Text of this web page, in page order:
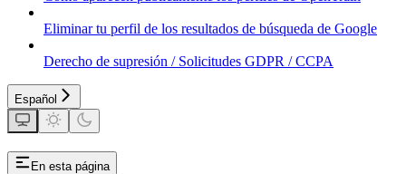
Eliminar tu perfil de los resultados de búsqueda de Google
Derecho de supresión / Solicitudes GDPR / CCPA
Español
En esta página